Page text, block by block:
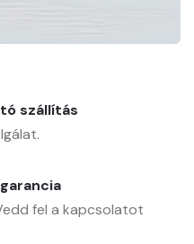
szállítás
fel a kapcsolatot